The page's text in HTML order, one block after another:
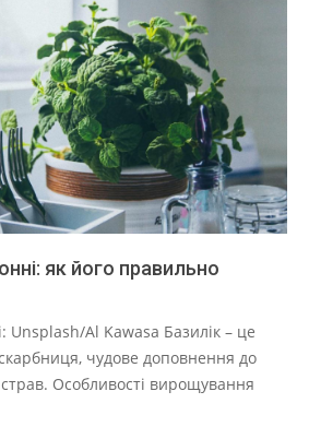
як його правильно
Unsplash/Al Kawasa Базилік – це
чудове доповнення до
Особливості вирощування